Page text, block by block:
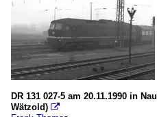
DR 131 027-5 am 20.11.1990 in
Wätzold) 